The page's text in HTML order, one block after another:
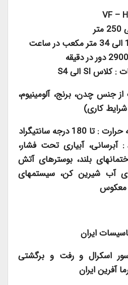
VF –
: کلاسSI الیS4
جنس چدن، برنج، آلومینیوم،
شرایط کاری)
درجه سانتیگراد
: آبرسانی، آبیاری تحت فشار،
بلند، بوسترهای آتش
آب شیرین کن، سیستمهای
معکوس
ایران
اسکرال و رفت و برگشتی
ایران